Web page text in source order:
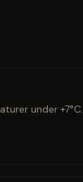
under +7°C.